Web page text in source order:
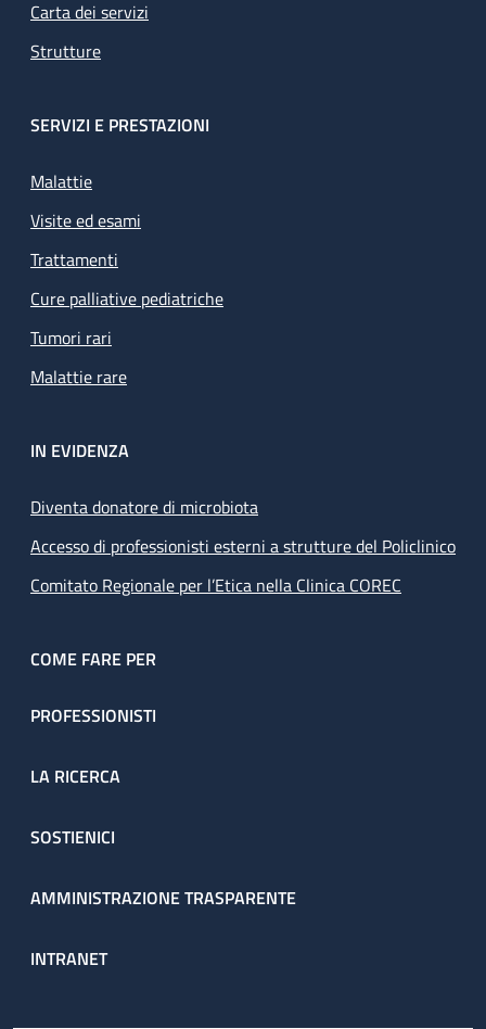
Carta dei servizi
Strutture
SERVIZI E PRESTAZIONI
Malattie
Visite ed esami
Trattamenti
Cure palliative pediatriche
Tumori rari
Malattie rare
IN EVIDENZA
Diventa donatore di microbiota
Accesso di professionisti esterni a strutture del Policlinico
Comitato Regionale per l’Etica nella Clinica COREC
COME FARE PER
PROFESSIONISTI
LA RICERCA
SOSTIENICI
AMMINISTRAZIONE TRASPARENTE
INTRANET